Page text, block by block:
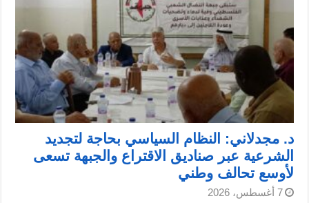
د. مجدلاني: النظام السياسي بحاجة لتجديد
الشرعية عبر صناديق الاقتراع والجبهة تسعى
لأوسع تحالف وطني
7 أغسطس، 2026